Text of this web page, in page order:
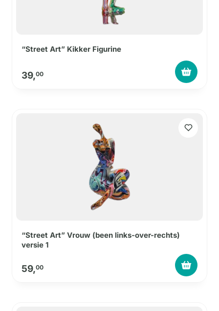
“Street Art” Kikker Figurine
39,00
“Street Art” Vrouw (been links-over-rechts)
versie 1
59,00